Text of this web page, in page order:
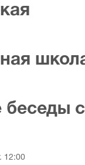
беседы с
12:00